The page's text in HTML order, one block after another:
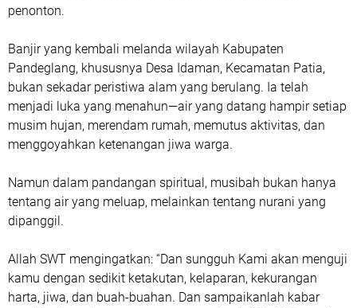
penonton.
Banjir yang kembali melanda wilayah Kabupaten
Pandeglang, khususnya Desa Idaman, Kecamatan Patia,
bukan sekadar peristiwa alam yang berulang. Ia telah
menjadi luka yang menahun—air yang datang hampir setiap
musim hujan, merendam rumah, memutus aktivitas, dan
menggoyahkan ketenangan jiwa warga.
Namun dalam pandangan spiritual, musibah bukan hanya
tentang air yang meluap, melainkan tentang nurani yang
dipanggil.
Allah SWT mengingatkan: “Dan sungguh Kami akan menguji
kamu dengan sedikit ketakutan, kelaparan, kekurangan
harta, jiwa, dan buah-buahan. Dan sampaikanlah kabar